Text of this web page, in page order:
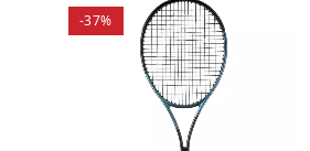
-37%